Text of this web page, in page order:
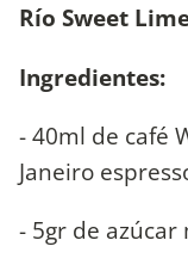
Río Sweet
Ingredientes:
- 40ml de café
Janeiro
- 5gr de azúcar